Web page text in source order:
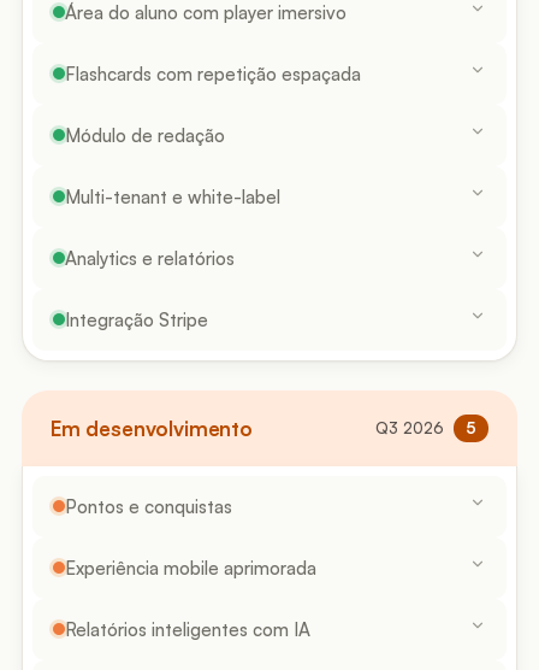
Área do aluno com player imersivo
Flashcards com repetição espaçada
Módulo de redação
Multi-tenant e white-label
Analytics e relatórios
Integração Stripe
Em desenvolvimento Q3 2026 5
Pontos e conquistas
Experiência mobile aprimorada
Relatórios inteligentes com IA